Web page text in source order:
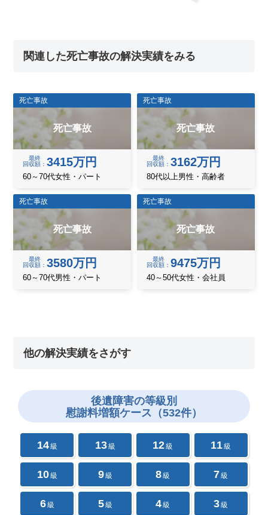
関連した死亡事故の解決実績をみる
死亡事故
死亡事故
最終
回収額
3415万円
60～70代女性・パート
死亡事故
死亡事故
最終
回収額
3162万円
80代以上男性・高齢者
死亡事故
死亡事故
最終
回収額
3580万円
60～70代男性・パート
死亡事故
死亡事故
最終
回収額
9475万円
40～50代女性・会社員
他の解決実績をさがす
後遺障害の等級別
慰謝料増額ケース（532件）
14級 13級 12級 11級
10級 9級 8級 7級
6級 5級 4級 3級